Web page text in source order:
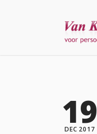
19
DEC 2017